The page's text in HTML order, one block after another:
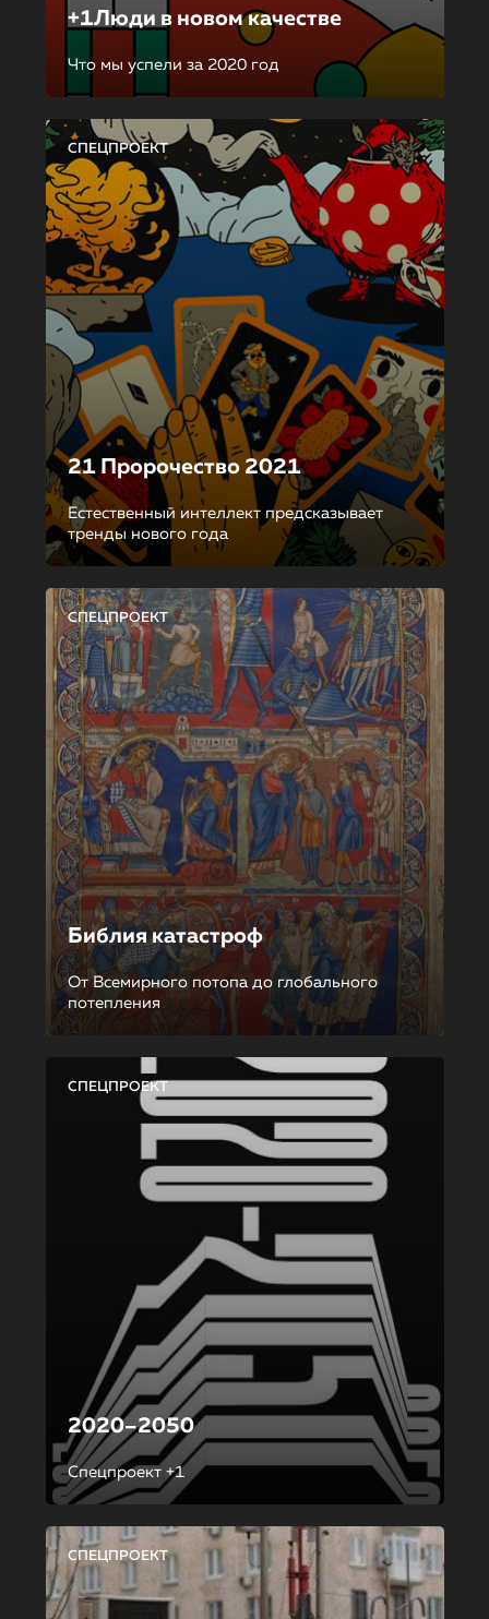
+1Люди в новом качестве
Что мы успели за 2020 год
СПЕЦПРОЕКТ
21 Пророчество 2021
Естественный интеллект предсказывает
тренды нового года
СПЕЦПРОЕКТ
Библия катастроф
От Всемирного потопа до глобального
потепления
СПЕЦПРОЕКТ
2020–2050
Спецпроект +1
СПЕЦПРОЕКТ